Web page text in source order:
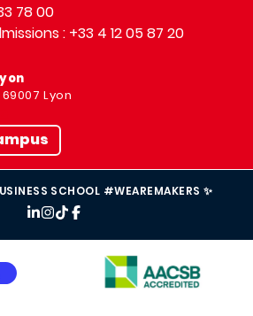
78 00
: +33 4 12 05 87 20
Lyon
SCHOOL #WEAREMAKERS ✨